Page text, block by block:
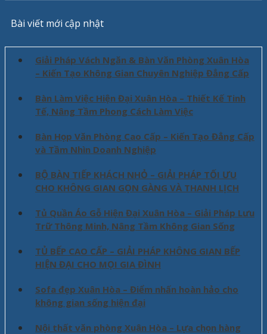
Bài viết mới cập nhật
Giải Pháp Vách Ngăn & Bàn Văn Phòng Xuân Hòa
– Kiến Tạo Không Gian Chuyên Nghiệp Đẳng Cấp
Bàn Làm Việc Hiện Đại Xuân Hòa – Thiết Kế Tinh
Tế, Nâng Tầm Phong Cách Làm Việc
Bàn Họp Văn Phòng Cao Cấp – Kiến Tạo Đẳng Cấp
và Tầm Nhìn Doanh Nghiệp
BỘ BÀN TIẾP KHÁCH NHỎ – GIẢI PHÁP TỐI ƯU
CHO KHÔNG GIAN GỌN GÀNG VÀ THANH LỊCH
Tủ Quần Áo Gỗ Hiện Đại Xuân Hòa – Giải Pháp Lưu
Trữ Thông Minh, Nâng Tầm Không Gian Sống
TỦ BẾP CAO CẤP – GIẢI PHÁP KHÔNG GIAN BẾP
HIỆN ĐẠI CHO MỌI GIA ĐÌNH
Sofa đẹp Xuân Hòa – Điểm nhấn hoàn hảo cho
không gian sống hiện đại
Nội thất văn phòng Xuân Hòa – Lựa chọn hàng